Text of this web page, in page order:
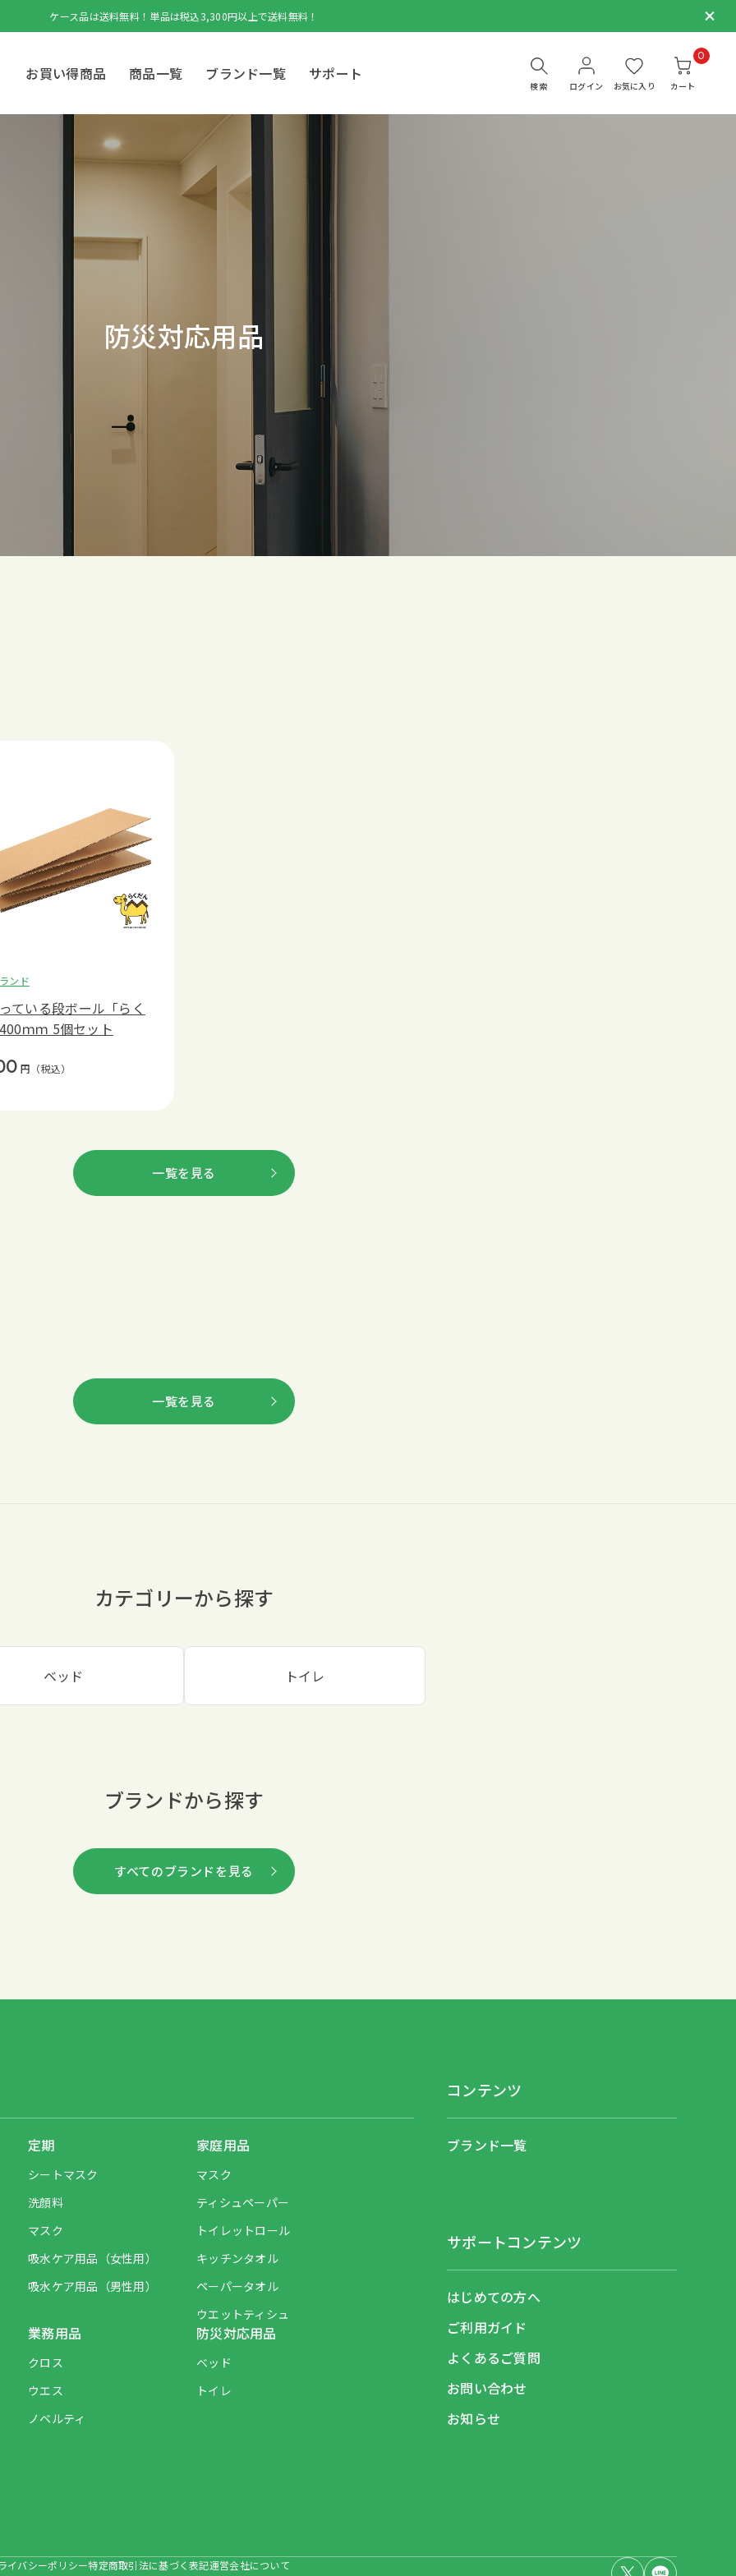
ケース品は送料無料！単品は税込3,300円以上で送料無料！
検索
お買い得商品 商品一覧 ブランド一覧 サポート
ログイン お気に入り
0
カート
防災対応用品
ンド
ている段ボール「らく
ｍｍ 5個セット
円 （税込）
一覧を見る
一覧を見る
カテゴリーから探す
ベッド トイレ
ブランドから探す
すべてのブランドを見る
定期
シートマスク
洗顔料
マスク
吸水ケア用品（女性用）
吸水ケア用品（男性用）
家庭用品
マスク
ティシュペーパー
トイレットロール
キッチンタオル
ペーパータオル
ウエットティシュ
業務用品
クロス
ウエス
ノベルティ
防災対応用品
ベッド
トイレ
コンテンツ
ブランド一覧
サポートコンテンツ
はじめての方へ
ご利用ガイド
よくあるご質問
お問い合わせ
お知らせ
イバシーポリシー特定商取引法に基づく表記運営会社について